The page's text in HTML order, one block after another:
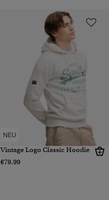
NEU
Vintage Logo Classic Hoodie
€79.99